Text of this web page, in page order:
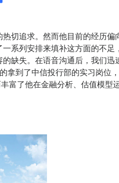
切追求。然而他目前的经历偏
系列安排来填补这方面的不足
缺失。在语音沟通后，我们迅
拿到了中信投行部的实习岗位
富了他在金融分析、估值模型